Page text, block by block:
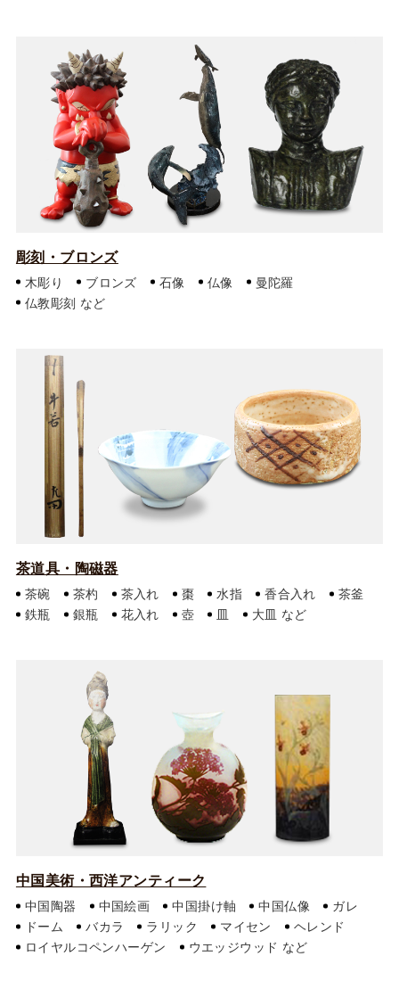
彫刻・ブロンズ
木彫り ブロンズ 石像 仏像
曼陀羅
仏教彫刻
茶道具・陶磁器
茶碗 茶杓 茶入れ 棗 水指 香合入れ
茶釜
鉄瓶
銀瓶 花入れ 壺 皿 大皿
中国美術・西洋アンティーク
中国陶器 中国絵画 中国掛け軸 中国仏像
ガレ
ドーム
バカラ ラリック マイセン
ヘレンド
ロイヤルコペンハーゲン
ウエッジウッド